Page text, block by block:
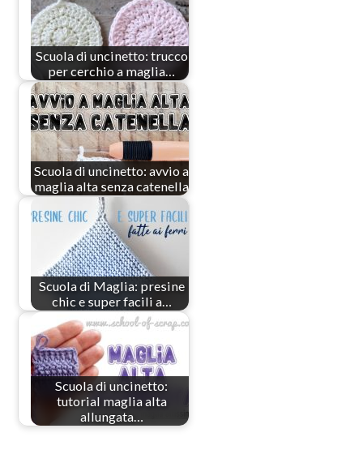
Scuola di uncinetto: trucco
per cerchio a maglia…
Scuola di uncinetto: avvio a
maglia alta senza catenella
Scuola di Maglia: presine
chic e super facili a…
Scuola di uncinetto:
tutorial maglia alta
allungata…